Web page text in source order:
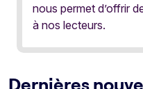
nous permet d’offrir
à nos lecteurs.